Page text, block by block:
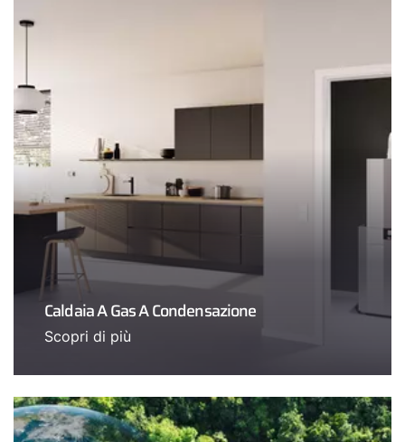
Caldaia A Gas A Condensazione
Scopri di più